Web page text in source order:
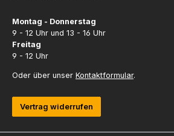
Montag - Donnerstag
9 - 12 Uhr und 13 - 16 Uhr
Freitag
9 - 12 Uhr
Oder über unser Kontaktformular.
Vertrag widerrufen